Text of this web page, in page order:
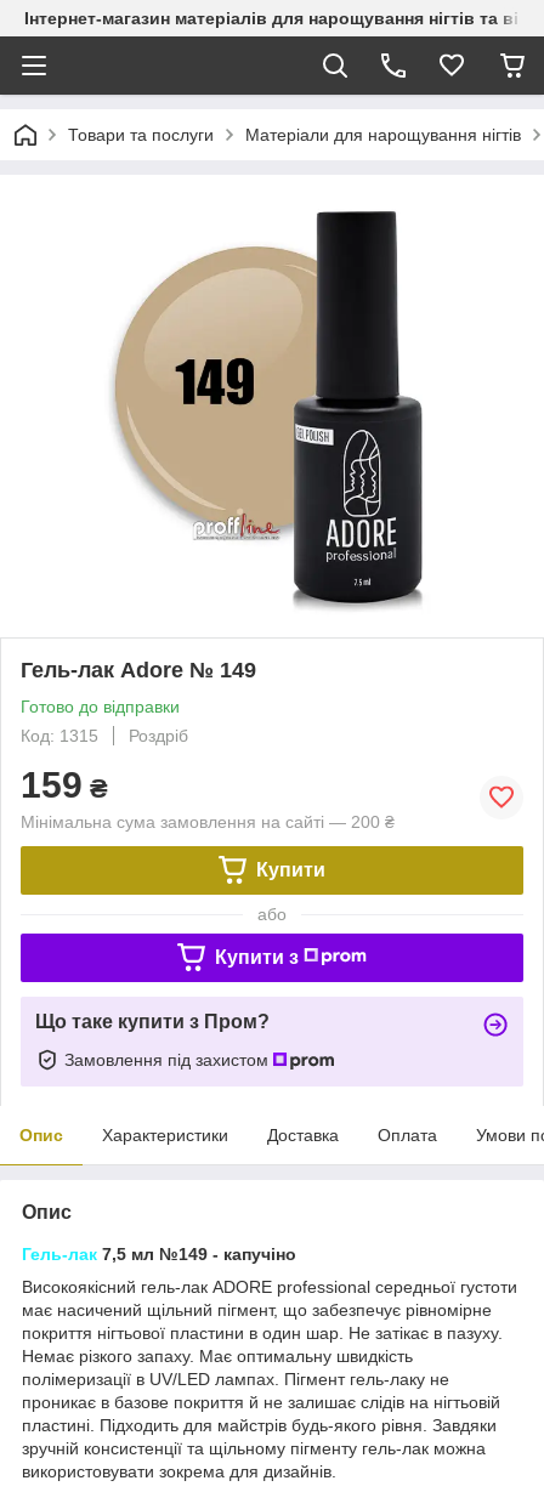
Інтернет-магазин матеріалів для нарощування нігтів та вій
Товари та послуги Матеріали для нарощування нігтів
Гель-лак Adore № 149
Готово до відправки
Код: 1315
Роздріб
159 ₴
Мінімальна сума замовлення на сайті — 200 ₴
Купити
або
Купити з
Що таке купити з Пром?
Замовлення під захистом
Опис Характеристики Доставка Оплата Умови
Опис
Гель-лак 7,5 мл №149 - капучіно
Високоякісний гель-лак ADORE professional середньої густоти
має насичений щільний пігмент, що забезпечує рівномірне
покриття нігтьової пластини в один шар. Не затікає в пазуху.
Немає різкого запаху. Має оптимальну швидкість
полімеризації в UV/LED лампах. Пігмент гель-лаку не
проникає в базове покриття й не залишає слідів на нігтьовій
пластині. Підходить для майстрів будь-якого рівня. Завдяки
зручній консистенції та щільному пігменту гель-лак можна
використовувати зокрема для дизайнів.